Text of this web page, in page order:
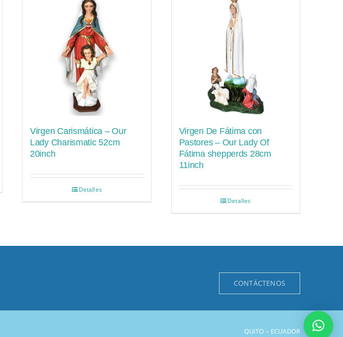
Virgen Carismática – Our
Lady Charismatic 52cm
20inch
Detalles
Virgen De Fátima con
Pastores – Our Lady Of
Fátima shepperds 28cm
11inch
Detalles
CONTÁCTENOS
QUITO – ECUADOR